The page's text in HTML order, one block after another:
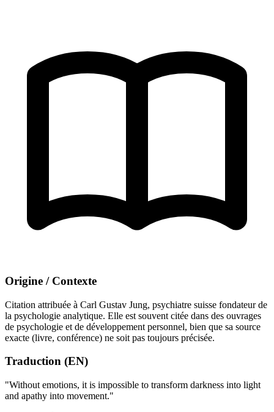
Origine / Contexte
Citation attribuée à Carl Gustav Jung, psychiatre suisse fondateur de
la psychologie analytique. Elle est souvent citée dans des ouvrages
de psychologie et de développement personnel, bien que sa source
exacte (livre, conférence) ne soit pas toujours précisée.
Traduction (EN)
"Without emotions, it is impossible to transform darkness into light
and apathy into movement."